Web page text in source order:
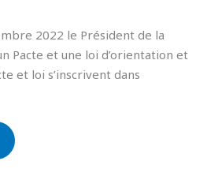
2022 le Président de la
Pacte et une loi d’orientation et
et loi s’inscrivent dans